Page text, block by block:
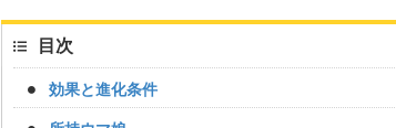
目次
効果と進化条件